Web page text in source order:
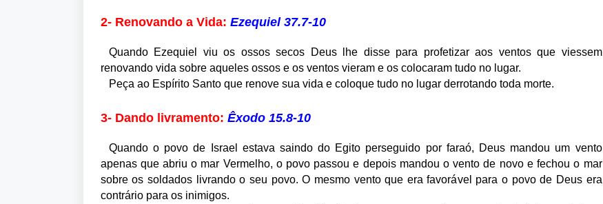
2- Renovando a Vida: Ezequiel 37.7-10
Quando Ezequiel viu os ossos secos Deus lhe disse para profetizar aos ventos que viessem
renovando vida sobre aqueles ossos e os ventos vieram e os colocaram tudo no lugar.
Peça ao Espírito Santo que renove sua vida e coloque tudo no lugar derrotando toda morte.
3- Dando livramento: Êxodo 15.8-10
Quando o povo de Israel estava saindo do Egito perseguido por faraó, Deus mandou um vento
apenas que abriu o mar Vermelho, o povo passou e depois mandou o vento de novo e fechou o mar
sobre os soldados livrando o seu povo. O mesmo vento que era favorável para o povo de Deus era
contrário para os inimigos.